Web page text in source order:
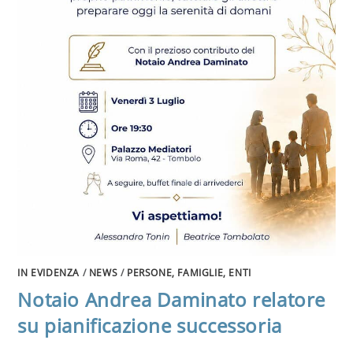
IN EVIDENZA / NEWS / PERSONE, FAMIGLIE, ENTI
Notaio Andrea Daminato relatore
su pianificazione successoria